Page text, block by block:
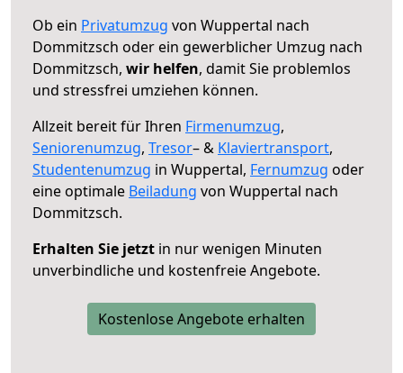
Ob ein Privatumzug von Wuppertal nach
Dommitzsch oder ein gewerblicher Umzug nach
Dommitzsch, wir helfen, damit Sie problemlos
und stressfrei umziehen können.
Allzeit bereit für Ihren Firmenumzug,
Seniorenumzug, Tresor– & Klaviertransport,
Studentenumzug in Wuppertal, Fernumzug oder
eine optimale Beiladung von Wuppertal nach
Dommitzsch.
Erhalten Sie jetzt in nur wenigen Minuten
unverbindliche und kostenfreie Angebote.
Kostenlose Angebote erhalten